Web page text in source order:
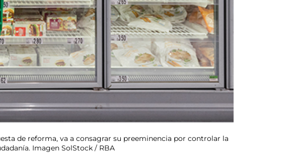
de reforma, va a consagrar su preeminencia por controlar la
Imagen SolStock / RBA